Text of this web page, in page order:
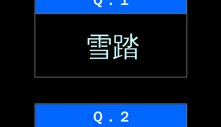
雪踏
Ｑ．２